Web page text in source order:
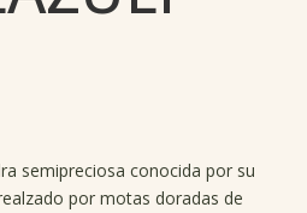
semipreciosa conocida por su
por motas doradas de